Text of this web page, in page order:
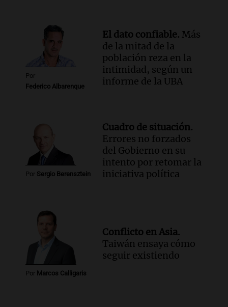
Por
Federico Albarenque
El dato confiable. Más
de la mitad de la
población reza en la
intimidad, según un
informe de la UBA
Por Sergio Berensztein
Cuadro de situación.
Errores no forzados
del Gobierno en su
intento por retomar la
iniciativa política
Por Marcos Calligaris
Conflicto en Asia.
Taiwán ensaya cómo
seguir existiendo